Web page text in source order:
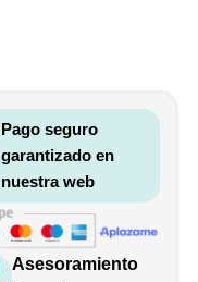
Asesoramiento
Pago seguro
garantizado en
nuestra web